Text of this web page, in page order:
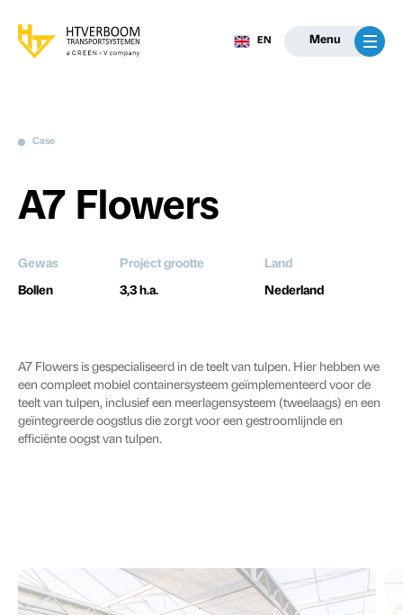
EN Menu
Case
A7 Flowers
Gewas
Bollen
Project grootte
3,3 h.a.
Land
Nederland
A7 Flowers is gespecialiseerd in de teelt van tulpen. Hier hebben we
een compleet mobiel containersysteem geïmplementeerd voor de
teelt van tulpen, inclusief een meerlagensysteem (tweelaags) en een
geïntegreerde oogstlus die zorgt voor een gestroomlijnde en
efficiënte oogst van tulpen.